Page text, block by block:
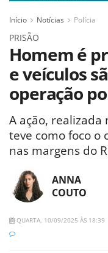
Início Notícias Polícia
PRISÃO
Homem é
e veículos
operação
A ação, realizada
teve como foco o
nas margens do
ANNA
COUTO
QUARTA, 10/09/2025 ÀS 18:39